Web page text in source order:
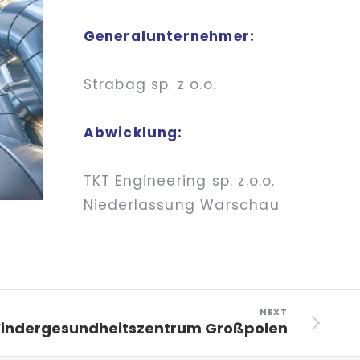
Generalunternehmer:
Strabag sp. z o.o.
Abwicklung:
TKT Engineering sp. z.o.o.
Niederlassung Warschau
NEXT
Großpolen